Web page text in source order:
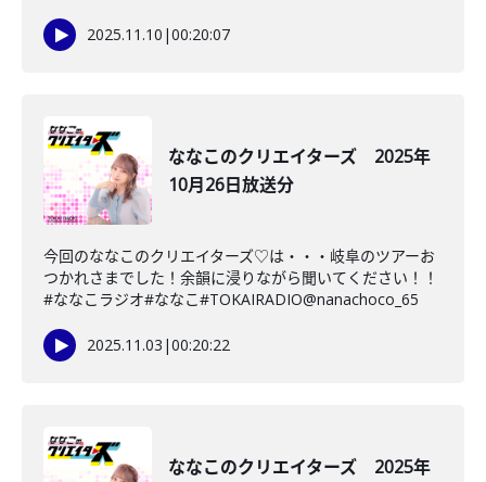
2025.11.10 |00:20:07
ななこのクリエイターズ 2025年
10月26日放送分
今回のななこのクリエイターズ♡は・・・岐阜のツアーお
つかれさまでした！余韻に浸りながら聞いてください！！
#ななこラジオ#ななこ#TOKAIRADIO@nanachoco_65
2025.11.03 |00:20:22
ななこのクリエイターズ 2025年